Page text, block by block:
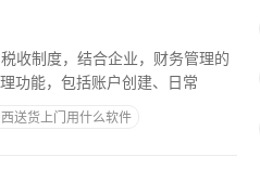
功能，包括账户创建、日常
送货上门用什么软件